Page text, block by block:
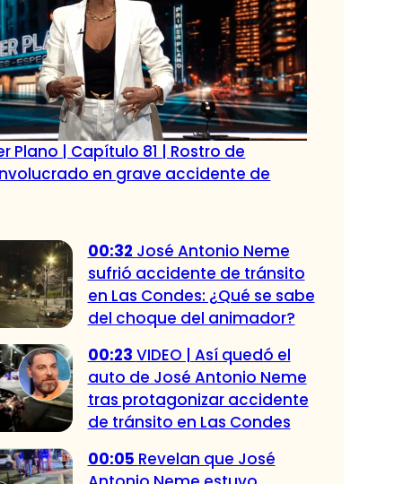
Plano | Capítulo 81 | Rostro de
en grave accidente de
00:32 José Antonio Neme
sufrió accidente de tránsito
en Las Condes: ¿Qué se sabe
del choque del animador?
00:23 VIDEO | Así quedó el
auto de José Antonio Neme
tras protagonizar accidente
de tránsito en Las Condes
00:05 Revelan que José